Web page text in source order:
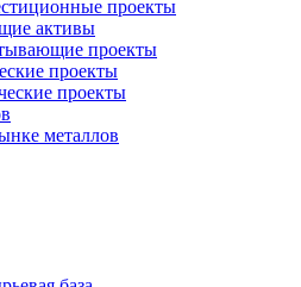
проекты
активы
проекты
проекты
проекты
металлов